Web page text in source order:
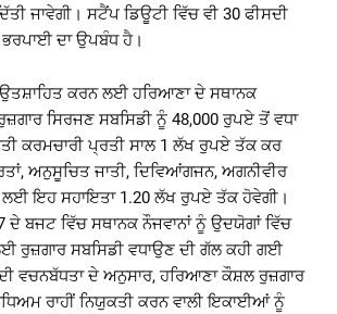
ਜਾਵੇਗੀ। ਸਟੈਂਪ ਡਿਊਟੀ ਵਿੱਚ ਵੀ 30 ਫੀਸਦੀ
ਦਾ ਉਪਬੰਧ ਹੈ।
ਕਰਨ ਲਈ ਹਰਿਆਣਾ ਦੇ ਸਥਾਨਕ
ਸਿਰਜਣ ਸਬਸਿਡੀ ਨੂੰ 48,000 ਰੁਪਏ ਤੋਂ ਵਧਾ
ਕਰਮਚਾਰੀ ਪ੍ਰਤੀ ਸਾਲ 1 ਲੱਖ ਰੁਪਏ ਤੱਕ ਕਰ
ਅਨੁਸੂਚਿਤ ਜਾਤੀ, ਦਿਵਿਆਂਗਜਨ, ਅਗਨੀਵੀਰ
ਲਈ ਇਹ ਸਹਾਇਤਾ 1.20 ਲੱਖ ਰੁਪਏ ਤੱਕ ਹੋਵੇਗੀ।
ਦੇ ਬਜਟ ਵਿੱਚ ਸਥਾਨਕ ਨੌਜਵਾਨਾਂ ਨੂੰ ਉਦਯੋਗਾਂ ਵਿੱਚ
ਰੁਜ਼ਗਾਰ ਸਬਸਿਡੀ ਵਧਾਉਣ ਦੀ ਗੱਲ ਕਹੀ ਗਈ
ਵਚਨਬੱਧਤਾ ਦੇ ਅਨੁਸਾਰ, ਹਰਿਆਣਾ ਕੌਸ਼ਲ ਰੁਜ਼ਗਾਰ
ਰਾਹੀਂ ਨਿਯੁਕਤੀ ਕਰਨ ਵਾਲੀ ਇਕਾਈਆਂ ਨੂੰ